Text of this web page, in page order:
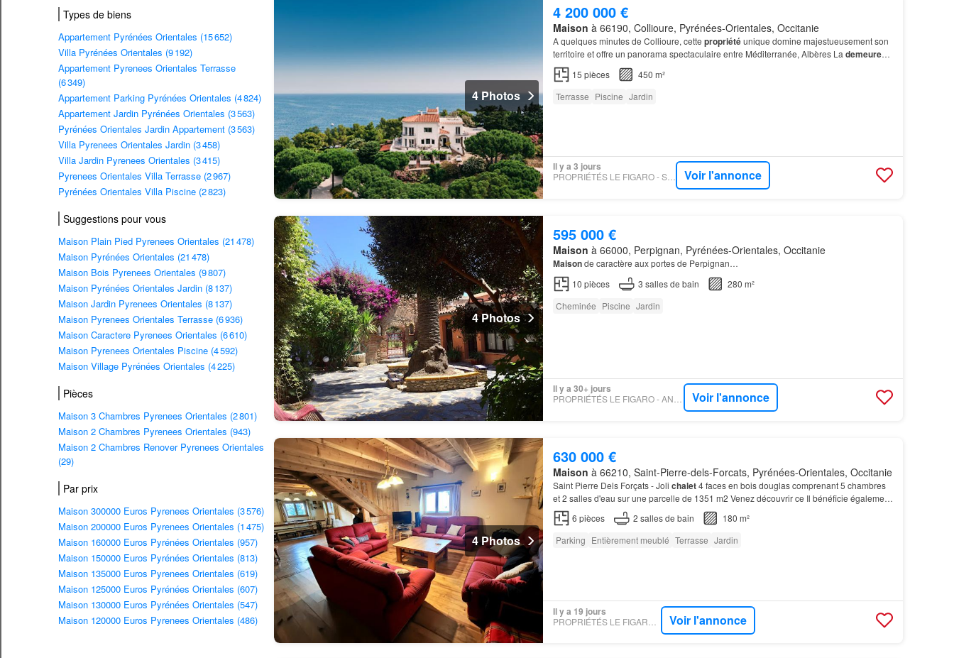
Types de biens
Appartement Pyrénées Orientales (15 652)
Villa Pyrénées Orientales (9 192)
Appartement Pyrenees Orientales Terrasse
(6 349)
Appartement Parking Pyrénées Orientales (4 824)
Appartement Jardin Pyrénées Orientales (3 563)
Pyrénées Orientales Jardin Appartement (3 563)
Villa Pyrenees Orientales Jardin (3 458)
Villa Jardin Pyrenees Orientales (3 415)
Pyrenees Orientales Villa Terrasse (2 967)
Pyrénées Orientales Villa Piscine (2 823)
Suggestions pour vous
Maison Plain Pied Pyrenees Orientales (21 478)
Maison Pyrénées Orientales (21 478)
Maison Bois Pyrenees Orientales (9 807)
Maison Pyrénées Orientales Jardin (8 137)
Maison Jardin Pyrenees Orientales (8 137)
Maison Pyrenees Orientales Terrasse (6 936)
Maison Caractere Pyrenees Orientales (6 610)
Maison Pyrenees Orientales Piscine (4 592)
Maison Village Pyrénées Orientales (4 225)
Pièces
Maison 3 Chambres Pyrenees Orientales (2 801)
Maison 2 Chambres Pyrenees Orientales (943)
Maison 2 Chambres Renover Pyrenees Orientales
(29)
Par prix
Maison 300000 Euros Pyrenees Orientales (3 576)
Maison 200000 Euros Pyrenees Orientales (1 475)
Maison 160000 Euros Pyrénées Orientales (957)
Maison 150000 Euros Pyrénées Orientales (813)
Maison 135000 Euros Pyrenees Orientales (619)
Maison 125000 Euros Pyrénées Orientales (607)
Maison 130000 Euros Pyrénées Orientales (547)
Maison 120000 Euros Pyrenees Orientales (486)
4 Photos
4 200 000 €
Maison à 66190, Collioure, Pyrénées-Orientales, Occitanie
A quelques minutes de Collioure, cette propriétéunique domine majestueusement son
territoire et offre un panorama spectaculaire entre Méditerranée, Albères La demeure
principale déploie des volumes remarquables et grâce à de…
15 pièces
450 m²
Terrasse Piscine Jardin
Il y a 3 jours
PROPRIÉTÉS LE FIGARO - SQUARE HABITAT 66 Voir l'annonce
4 Photos
595 000 €
Maison à 66000, Perpignan, Pyrénées-Orientales, Occitanie
Maisonde caractère aux portes de Perpignan…
10 pièces 3 salles de bain
280 m²
Cheminée Piscine Jardin
Il y a 30+ jours
PROPRIÉTÉS LE FIGARO - ANNONCEUR PARTICULIER Voir l'annonce
4 Photos
630 000 €
Maison à 66210, Saint-Pierre-dels-Forcats, Pyrénées-Orientales, Occitanie
Saint Pierre Dels Forçats - Joli chalet4 faces en bois douglas comprenant 5 chambres
et 2 salles d'eau sur une parcelle de 1351 m2 Venez découvrir ce Il bénéficie également
d'un joli
avec pergola, 2 belles terrasses e…
6 pièces 2 salles de bain
180 m²
Parking Entièrement meublé Terrasse Jardin
Il y a 19 jours
Voir l'annonce